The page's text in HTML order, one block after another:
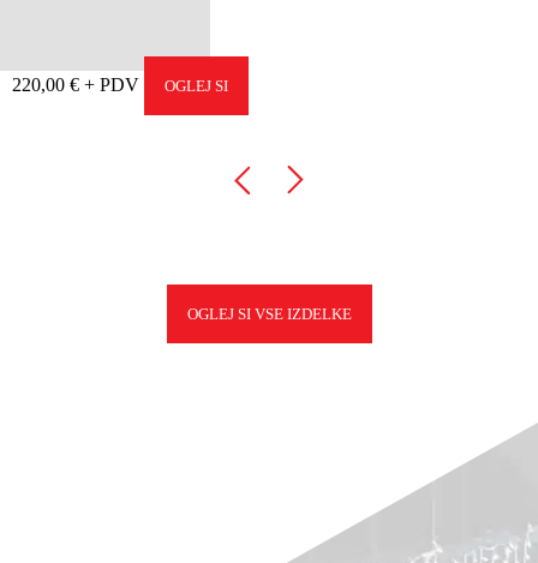
220,00 € OGLEJ SI
OGLEJ SI VSE IZDELKE